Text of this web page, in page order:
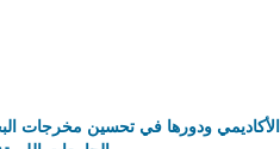
ودورها في تحسين مخرجات